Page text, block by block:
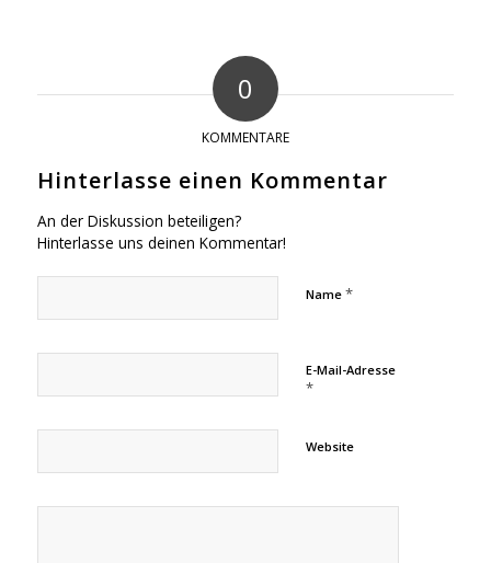
0
KOMMENTARE
Hinterlasse einen Kommentar
An der Diskussion beteiligen?
Hinterlasse uns deinen Kommentar!
Name *
E-Mail-Adresse
*
Website